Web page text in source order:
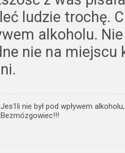
ludzie trochę.
alkoholu.
nie na
Jes1li nie był pod wpływem
Bezmózgowiec!!!